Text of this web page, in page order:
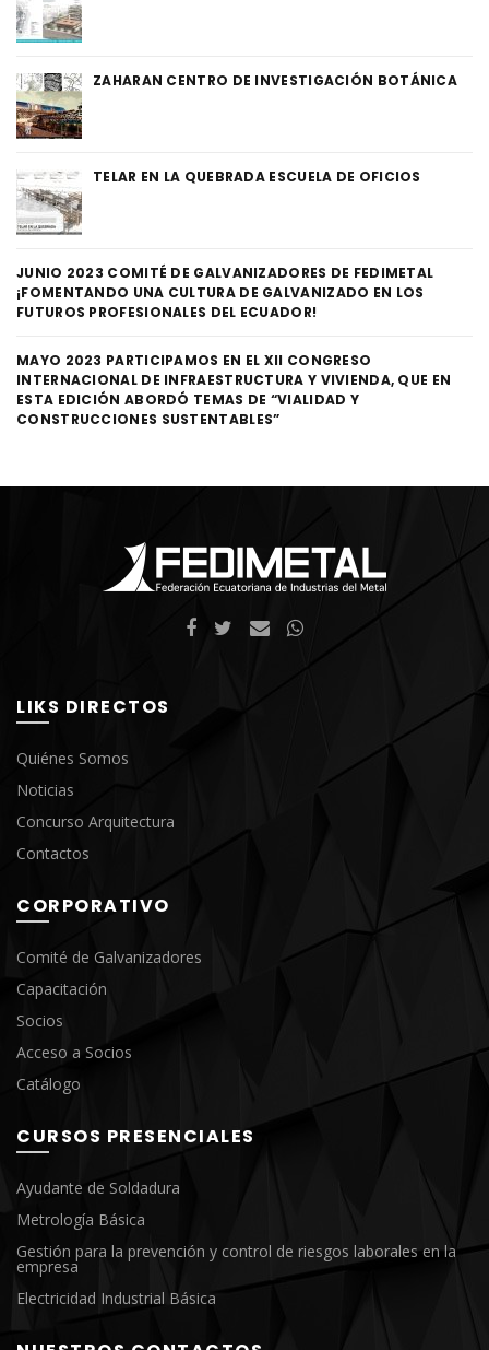
ZAHARAN CENTRO DE INVESTIGACIÓN BOTÁNICA
TELAR EN LA QUEBRADA ESCUELA DE OFICIOS
JUNIO 2023 COMITÉ DE GALVANIZADORES DE FEDIMETAL
¡FOMENTANDO UNA CULTURA DE GALVANIZADO EN LOS
FUTUROS PROFESIONALES DEL ECUADOR!
MAYO 2023 PARTICIPAMOS EN EL XII CONGRESO
INTERNACIONAL DE INFRAESTRUCTURA Y VIVIENDA, QUE EN
ESTA EDICIÓN ABORDÓ TEMAS DE “VIALIDAD Y
CONSTRUCCIONES SUSTENTABLES”
LIKS DIRECTOS
Quiénes Somos
Noticias
Concurso Arquitectura
Contactos
CORPORATIVO
Comité de Galvanizadores
Capacitación
Socios
Acceso a Socios
Catálogo
CURSOS PRESENCIALES
Ayudante de Soldadura
Metrología Básica
Gestión para la prevención y control de riesgos laborales en la
empresa
Electricidad Industrial Básica